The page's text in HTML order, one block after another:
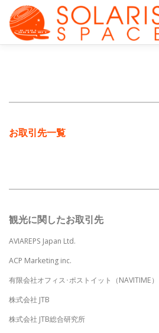
お取引先一覧
観光に関したお取引先
AVIAREPS Japan Ltd.
ACP Marketing inc.
有限会社オフィス･ポストイット（NAVITIME）
株式会社 JTB
株式会社 JTB総合研究所